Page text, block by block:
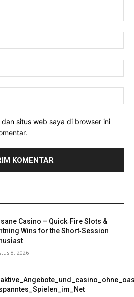
dan situs web saya di browser ini
Casino – Quick‑Fire Slots &
Wins for the Short‑Session
8, 2026